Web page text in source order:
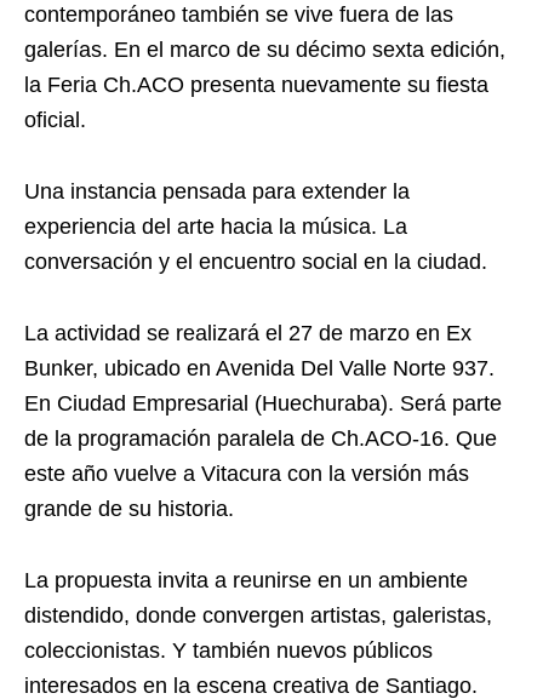
contemporáneo también se vive fuera de las
galerías. En el marco de su décimo sexta edición,
la Feria Ch.ACO presenta nuevamente su fiesta
oficial.
Una instancia pensada para extender la
experiencia del arte hacia la música. La
conversación y el encuentro social en la ciudad.
La actividad se realizará el 27 de marzo en Ex
Bunker, ubicado en Avenida Del Valle Norte 937.
En Ciudad Empresarial (Huechuraba). Será parte
de la programación paralela de Ch.ACO-16. Que
este año vuelve a Vitacura con la versión más
grande de su historia.
La propuesta invita a reunirse en un ambiente
distendido, donde convergen artistas, galeristas,
coleccionistas. Y también nuevos públicos
interesados en la escena creativa de Santiago.